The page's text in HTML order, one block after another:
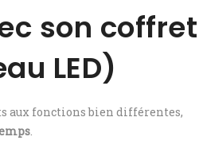
son coffret
LED)
aux fonctions bien différentes,
.